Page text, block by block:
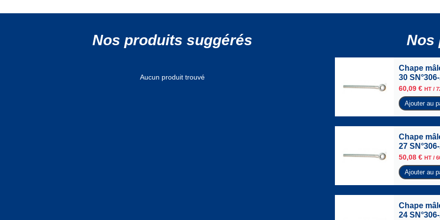
Nos produits suggérés
Aucun produit trouvé
Nos
Chape
30
60,09 € HT /
Ajouter au
Chape
27
50,08 € HT /
Ajouter au
Chape
24